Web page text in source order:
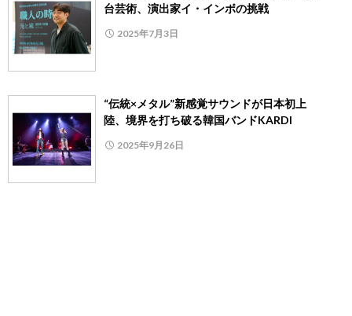
台芸術、演出家イ・インボの挑戦
2025年7月3日
“伝統×メタル”新感覚サウンドが日本初上
陸、境界を打ち破る韓国バンドKARDI
2025年9月26日